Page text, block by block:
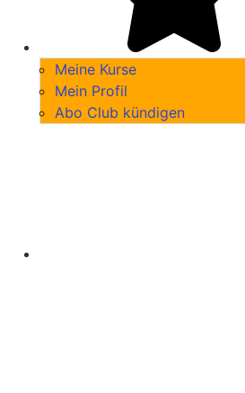
Meine Kurse
Mein Profil
Abo Club kündigen